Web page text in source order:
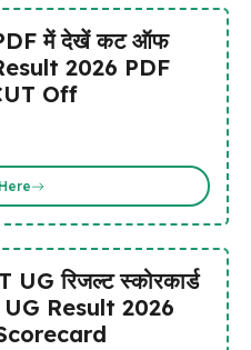
PDF में देखें कट ऑफ
2026 PDF
Off
रिजल्ट स्कोरकार्ड
UG Result 2026